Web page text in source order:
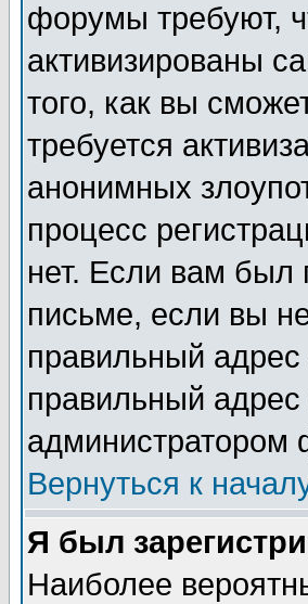
форумы требуют,
активизированы
того, как вы
требуется
анонимных
процесс
нет. Если вам был
письме, если вы
правильный
правильный
администратором
Вернуться к
Я был
Наиболее